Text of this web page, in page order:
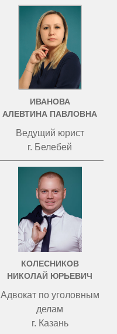
ИВАНОВА
АЛЕВТИНА ПАВЛОВНА
Ведущий юрист
г. Белебей
КОЛЕСНИКОВ
НИКОЛАЙ ЮРЬЕВИЧ
Адвокат по уголовным
делам
г. Казань